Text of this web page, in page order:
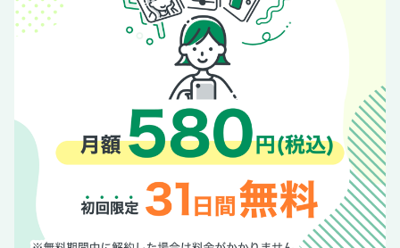
［インタビュー］雨宮和希 文・太田祥暉
［単発読み物］神田神保町が「本」で埋めつくされた4日
間 文・南陀楼綾繁、写真・白石ちえこ
［インタビュー］樋口高顕（千代田区長） 出版文化が集積
する「本の街」を守るために
［Close up TOKYO］Interview 阿部綾奈（有隣堂 経営企画
本部 社長室 デジタルクリエイティブチーム）
Books 本 瀧井一博
Books 本 尾崎世界観
今月の東京本